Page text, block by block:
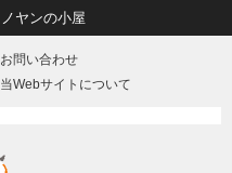
ノヤンの小屋
お問い合わせ
当Webサイトについて